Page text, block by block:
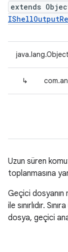
extends
java.lang.Object
↳
Uzun süren
toplanmasına
Geçici dosyanın
ile sınırlıdır.
dosya, geçici